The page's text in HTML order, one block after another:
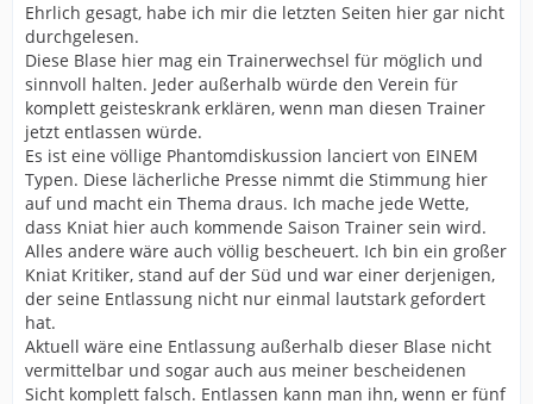
Ehrlich gesagt, habe ich mir die letzten Seiten hier gar nicht
durchgelesen.
Diese Blase hier mag ein Trainerwechsel für möglich und
sinnvoll halten. Jeder außerhalb würde den Verein für
komplett geisteskrank erklären, wenn man diesen Trainer
jetzt entlassen würde.
Es ist eine völlige Phantomdiskussion lanciert von EINEM
Typen. Diese lächerliche Presse nimmt die Stimmung hier
auf und macht ein Thema draus. Ich mache jede Wette,
dass Kniat hier auch kommende Saison Trainer sein wird.
Alles andere wäre auch völlig bescheuert. Ich bin ein großer
Kniat Kritiker, stand auf der Süd und war einer derjenigen,
der seine Entlassung nicht nur einmal lautstark gefordert
hat.
Aktuell wäre eine Entlassung außerhalb dieser Blase nicht
vermittelbar und sogar auch aus meiner bescheidenen
Sicht komplett falsch. Entlassen kann man ihn, wenn er fünf